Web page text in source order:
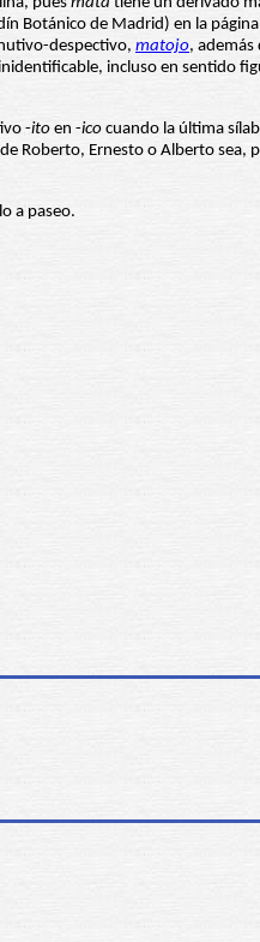
Botánico de Madrid) en la
despectivo, matojo, además
incluso en sentido
-ito en -ico cuando la última
Roberto, Ernesto o Alberto sea,
a paseo.